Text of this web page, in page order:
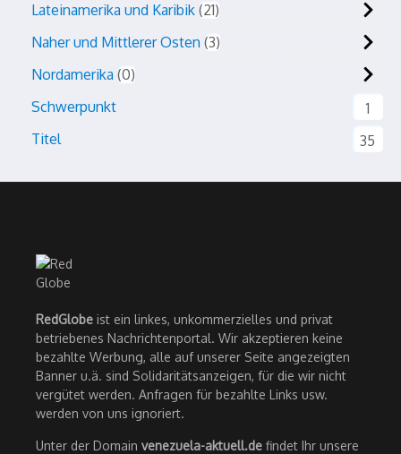
Lateinamerika und Karibik 21
Naher und Mittlerer Osten 3
Nordamerika 0
Schwerpunkt
1
Titel
35
RedGlobe ist ein linkes, unkommerzielles und privat
betriebenes Nachrichtenportal. Wir akzeptieren keine
bezahlte Werbung, alle auf unserer Seite angezeigten
Banner u.ä. sind Solidaritätsanzeigen, für die wir nicht
vergütet werden. Anfragen für bezahlte Links usw.
werden von uns ignoriert.
Unter der Domain venezuela-aktuell.de findet Ihr unsere